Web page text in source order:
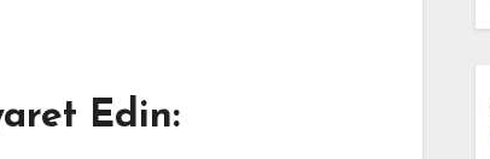
Edin: